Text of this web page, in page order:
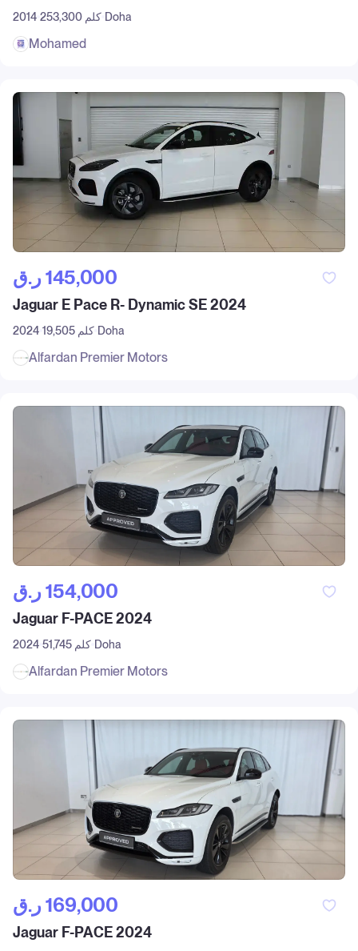
2014 253,300 كلم Doha
Mohamed
ر.ق‎ 145,000
Jaguar E Pace R- Dynamic SE 2024
2024 19,505 كلم Doha
Alfardan Premier Motors
ر.ق‎ 154,000
Jaguar F-PACE 2024
2024 51,745 كلم Doha
Alfardan Premier Motors
ر.ق‎ 169,000
Jaguar F-PACE 2024